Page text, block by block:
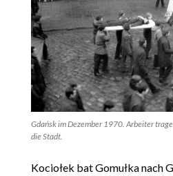
Gdańsk im Dezember 1970. Arbeiter
die Stadt.
Kociołek bat Gomułka nach